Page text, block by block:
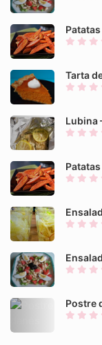
Tarta
Lubina
Postre